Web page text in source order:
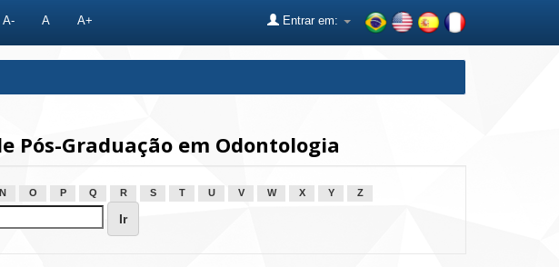
A- A A+ Entrar em:
Pós-Graduação em Odontologia
N O P Q R S T U V W X Y Z